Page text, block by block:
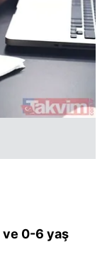
ve 0-6 yaş